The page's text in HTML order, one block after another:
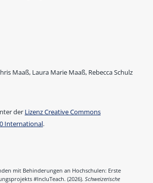
Maaß, Laura Marie Maaß, Rebecca Schulz
der Lizenz Creative Commons
International.
mit Behinderungen an Hochschulen: Erste
#IncluTeach. (2026). Schweizerische